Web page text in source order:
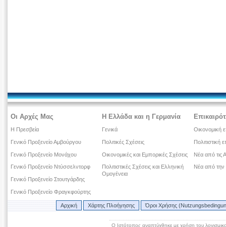
Οι Αρχές Μας
Η Πρεσβεία
Γενικό Προξενείο Αμβούργου
Γενικό Προξενείο Μονάχου
Γενικό Προξενείο Ντύσσελντορφ
Γενικό Προξενείο Στουτγάρδης
Γενικό Προξενείο Φραγκφούρτης
Η Ελλάδα και η Γερμανία
Γενικά
Πολιτικές Σχέσεις
Οικονομικές και Εμπορικές Σχέσεις
Πολιτιστικές Σχέσεις και Ελληνική
Ομογένεια
Οικονομική
Πολιτιστική
Νέα από τις
Νέα από την
Αρχική Χάρτης Πλοήγησης Όροι Χρήσης
Ο Ιστότοπος αναπτύχθηκε με χρήση του